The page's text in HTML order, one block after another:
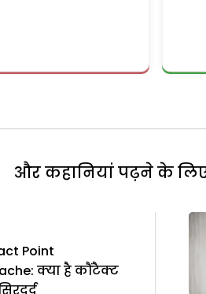
और कहानियां पढ़ने के
Point
क्या है कौंटैक्ट